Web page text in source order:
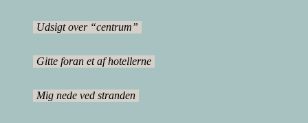
Udsigt over “centrum”
Gitte foran et af hotellerne
Mig nede ved stranden